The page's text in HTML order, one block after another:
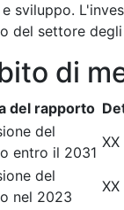
sviluppo.
del settore
di
del rapporto
del
entro il 2031
del
nel 2023